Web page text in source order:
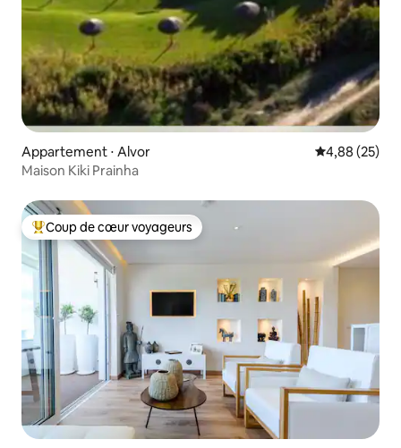
Appartement ⋅ Alvor Évaluation
4,88 (25)
Maison Kiki Prainha
Coups de cœur voyageurs les plus appréciés
Coup de cœur voyageurs